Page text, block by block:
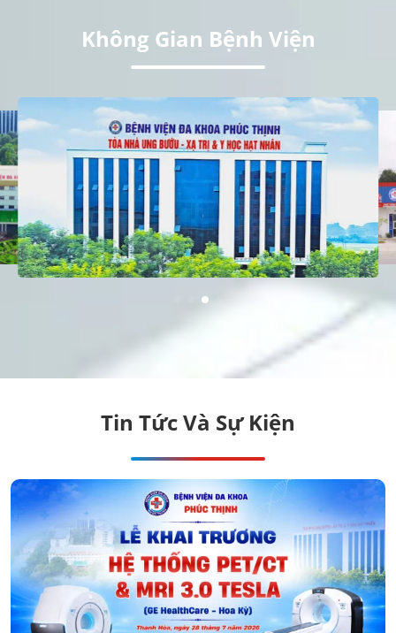
Không Gian Bệnh Viện
Tin Tức Và Sự Kiện